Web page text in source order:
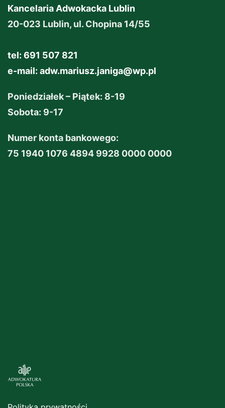
Kancelaria Adwokacka Lublin
20-023 Lublin, ul. Chopina 14/55
tel: 691 507 821
e-mail: adw.mariusz.janiga@wp.pl
Poniedziałek – Piątek: 8-19
Sobota: 9-17
Numer konta bankowego:
75 1940 1076 4894 9928 0000 0000